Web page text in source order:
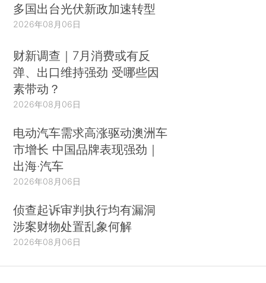
多国出台光伏新政加速转型
2026年08月06日
财新调查｜7月消费或有反
弹、出口维持强劲 受哪些因
素带动？
2026年08月06日
电动汽车需求高涨驱动澳洲车
市增长 中国品牌表现强劲｜
出海·汽车
2026年08月06日
侦查起诉审判执行均有漏洞
涉案财物处置乱象何解
2026年08月06日